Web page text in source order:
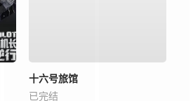
十六号旅馆
已完结